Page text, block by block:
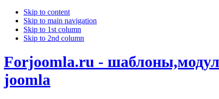
Skip to content
Skip to main navigation
Skip to 1st column
Skip to 2nd column
Forjoomla.ru -
joomla